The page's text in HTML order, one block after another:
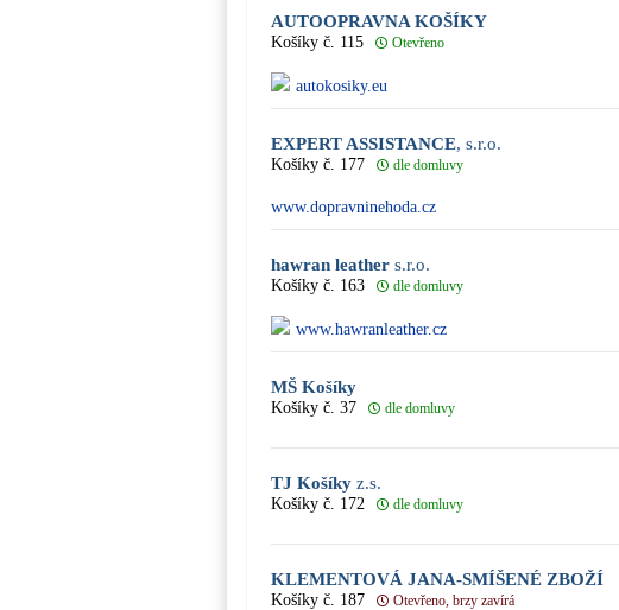
AUTOOPRAVNA KOŠÍKY
Košíky č. 115 Otevřeno
autokosiky.eu
EXPERT ASSISTANCE, s.r.o.
Košíky č. 177 dle domluvy
www.dopravninehoda.cz
hawran leather s.r.o.
Košíky č. 163 dle domluvy
www.hawranleather.cz
MŠ Košíky
Košíky č. 37 dle domluvy
TJ Košíky z.s.
Košíky č. 172 dle domluvy
KLEMENTOVÁ JANA-SMÍŠENÉ ZBOŽÍ
Košíky č. 187 Otevřeno, brzy zavírá